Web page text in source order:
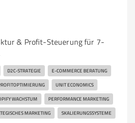
& Profit-Steuerung für 7-
D2C-STRATEGIE E-COMMERCE BERATUNG
UNIT ECONOMICS
WACHSTUM PERFORMANCE MARKETING
MARKETING SKALIERUNGSSYSTEME